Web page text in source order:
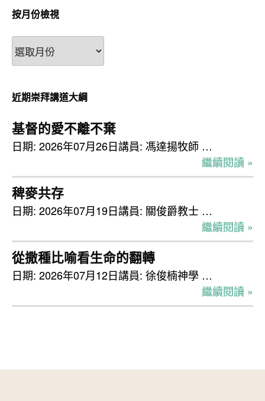
按月份檢視
按
月
檢
視
近期崇拜講道大綱
基督的愛不離不棄
日期: 2026年07月26日講員: 馮達揚牧師 …
繼續閱讀 »
稗麥共存
日期: 2026年07月19日講員: 關俊爵教士 …
繼續閱讀 »
從撒種比喻看生命的翻轉
日期: 2026年07月12日講員: 徐俊楠神學 …
繼續閱讀 »